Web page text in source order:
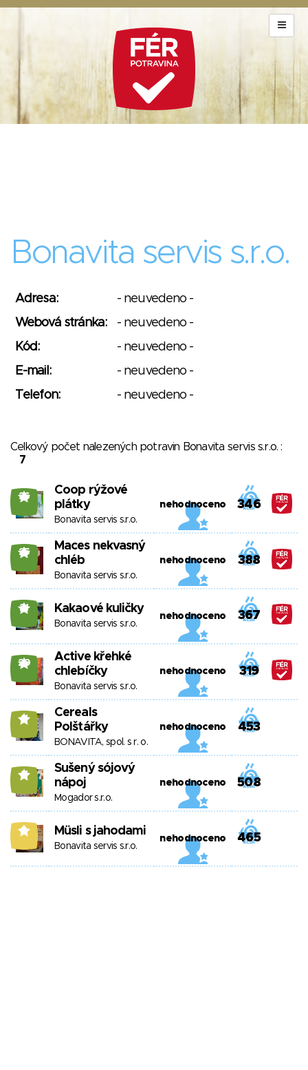
Bonavita servis s.r.o.
Adresa:
- neuvedeno -
Webová stránka:
- neuvedeno -
Kód:
- neuvedeno -
E-mail:
- neuvedeno -
Telefon:
- neuvedeno -
Celkový počet nalezených potravin Bonavita servis s.r.o. :
7
26
Coop rýžové
plátky
Bonavita servis s.r.o.
nehodnoceno 346
25
Maces nekvasný
chléb
Bonavita servis s.r.o.
nehodnoceno 388
21 Kakaové kuličky
Bonavita servis s.r.o.
nehodnoceno 367
20
Active křehké
chlebíčky
Bonavita servis s.r.o.
nehodnoceno 319
11
Cereals
Polštářky
BONAVITA, spol. s r. o.
nehodnoceno 453
11
Sušený sójový
nápoj
Mogador s.r.o.
nehodnoceno 508
9 Müsli s jahodami
Bonavita servis s.r.o.
nehodnoceno 465